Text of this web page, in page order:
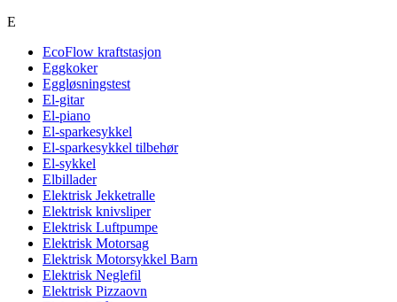
E
EcoFlow kraftstasjon
Eggkoker
Eggløsningstest
El-gitar
El-piano
El-sparkesykkel
El-sparkesykkel tilbehør
El-sykkel
Elbillader
Elektrisk Jekketralle
Elektrisk knivsliper
Elektrisk Luftpumpe
Elektrisk Motorsag
Elektrisk Motorsykkel Barn
Elektrisk Neglefil
Elektrisk Pizzaovn